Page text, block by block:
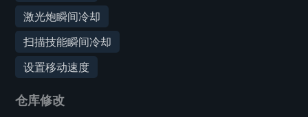
激光炮瞬间冷却
扫描技能瞬间冷却
设置移动速度
仓库修改